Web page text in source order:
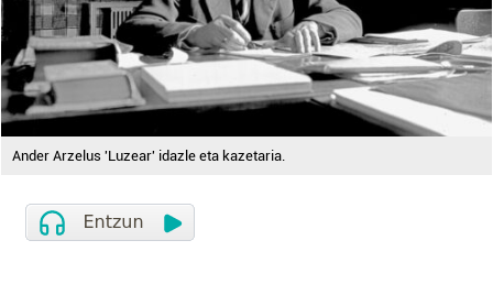
Ander Arzelus 'Luzear' idazle eta kazetaria.